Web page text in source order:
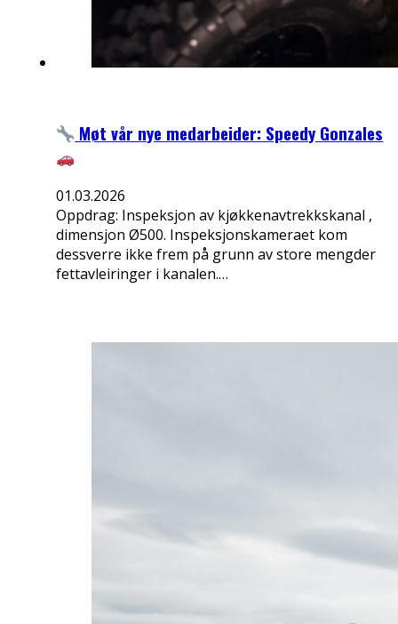
Møt vår nye medarbeider: Speedy Gonzales
01.03.2026
Oppdrag: Inspeksjon av kjøkkenavtrekkskanal ,
dimensjon Ø500. Inspeksjonskameraet kom
dessverre ikke frem på grunn av store mengder
fettavleiringer i kanalen.…